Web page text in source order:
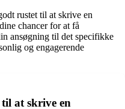
rustet til at skrive en
chancer for at få
ansøgning til det specifikke
og engagerende
at skrive en